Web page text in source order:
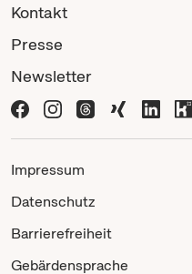
Kontakt
Presse
Newsletter
Impressum
Datenschutz
Barrierefreiheit
Gebärdensprache